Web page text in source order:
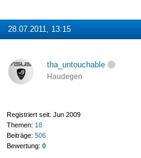
28.07.2011, 13:15
tha_untouchable
Haudegen
Registriert seit: Jun 2009
Themen: 18
Beiträge: 506
Bewertung: 0